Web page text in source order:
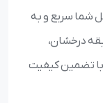
شما سریع و به
درخشان،
با تضمین کیفیت